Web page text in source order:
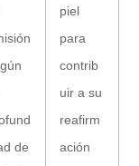
de
piel
para
contrib
uir a su
reafirm
ación